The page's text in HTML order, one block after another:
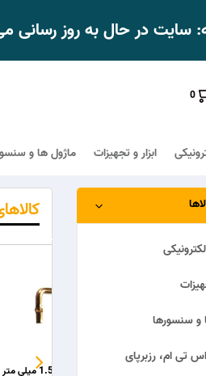
سایت در حال به روز
0
ابزار و تجهیزات ماژول ها و
و سنسورها
اس تی ام، رزبرپای